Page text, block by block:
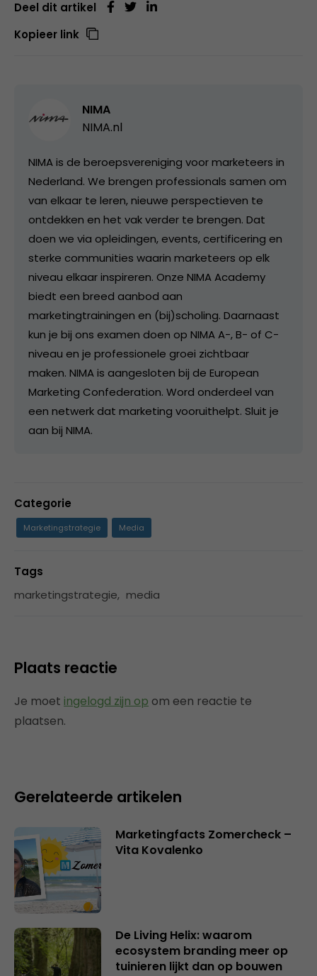
Deel dit artikel
Kopieer link
NIMA
NIMA.nl
NIMA is de beroepsvereniging voor marketeers in
Nederland. We brengen professionals samen om
van elkaar te leren, nieuwe perspectieven te
ontdekken en het vak verder te brengen. Dat
doen we via opleidingen, events, certificering en
sterke communities waarin marketeers op elk
niveau elkaar inspireren. Onze NIMA Academy
biedt een breed aanbod aan
marketingtrainingen en (bij)scholing. Daarnaast
kun je bij ons examen doen op NIMA A-, B- of C-
niveau en je professionele groei zichtbaar
maken. NIMA is aangesloten bij de European
Marketing Confederation. Word onderdeel van
een netwerk dat marketing vooruithelpt. Sluit je
aan bij NIMA.
Categorie
Marketingstrategie Media
Tags
marketingstrategie, media
Plaats reactie
Je moet ingelogd zijn op om een reactie te
plaatsen.
Gerelateerde artikelen
Marketingfacts Zomercheck –
Vita Kovalenko
De Living Helix: waarom
ecosystem branding meer op
tuinieren lijkt dan op bouwen